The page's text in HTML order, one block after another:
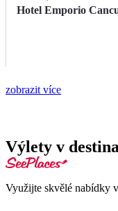
Hotel Emporio
zobrazit více
Výlety v
Využijte skvělé nabídky